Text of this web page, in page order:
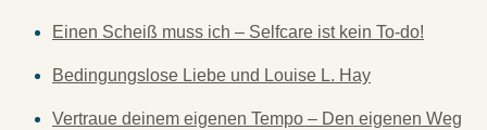
Einen Scheiß muss ich – Selfcare ist kein To-do!
Bedingungslose Liebe und Louise L. Hay
Vertraue deinem eigenen Tempo – Den eigenen Weg